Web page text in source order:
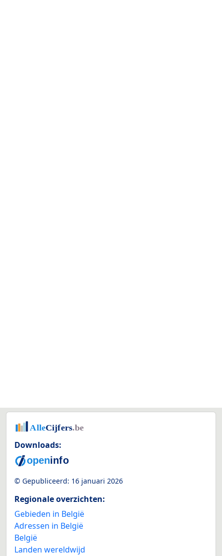
Downloads:
© Gepubliceerd: 16 januari 2026
Regionale overzichten:
Gebieden in België
Adressen in België
België
Landen wereldwijd